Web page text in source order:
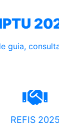
guia,
REFIS 2025